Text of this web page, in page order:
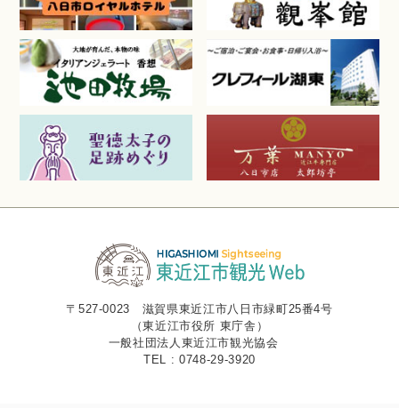
〒527-0023 滋賀県東近江市八日市緑町25番4号
（東近江市役所 東庁舎）
一般社団法人東近江市観光協会
TEL : 0748-29-3920